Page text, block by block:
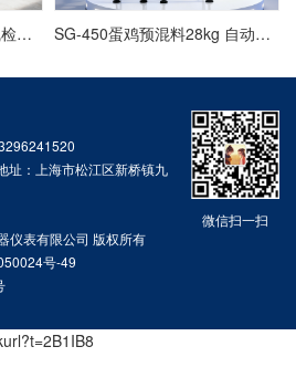
SG-600水泥袋49.8kg 在线检重仪,重量检测秤厂家 SG-450蛋鸡预混料28kg 自动分选秤,检重机稳定可靠
微信扫一扫
址：上海市松江区新桥镇九
仪表有限公司 版权所有
号-49